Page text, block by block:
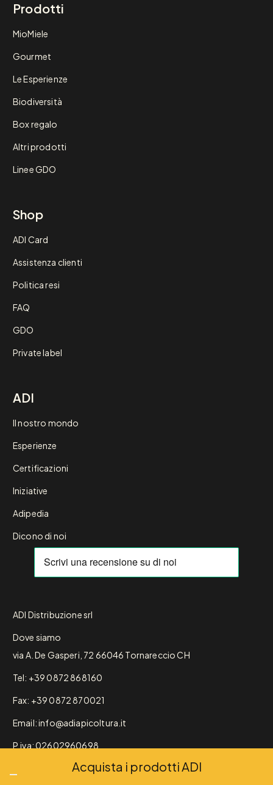
Acquista i prodotti ADI
Prodotti
MioMiele
Gourmet
Le Esperienze
Biodiversità
Box regalo
Altri prodotti
Linee GDO
Shop
ADI Card
Assistenza clienti
Politica resi
FAQ
GDO
Private label
ADI
Il nostro mondo
Esperienze
Certificazioni
Iniziative
Adipedia
Dicono di noi
ADI Distribuzione srl
Dove siamo
via A. De Gasperi, 72 66046 Tornareccio CH
Tel: +39 0872 868160
Fax: +39 0872 870021
Email: info@adiapicoltura.it
P.iva: 02602960698